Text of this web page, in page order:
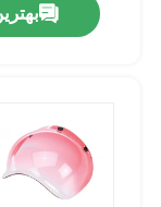
درباره ما